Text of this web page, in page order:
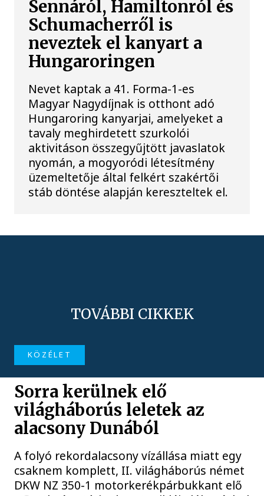
Sennáról, Hamiltonról és
Schumacherről is
neveztek el kanyart a
Hungaroringen
Nevet kaptak a 41. Forma-1-es
Magyar Nagydíjnak is otthont adó
Hungaroring kanyarjai, amelyeket a
tavaly meghirdetett szurkolói
aktivitáson összegyűjtött javaslatok
nyomán, a mogyoródi létesítmény
üzemeltetője által felkért szakértői
stáb döntése alapján kereszteltek el.
TOVÁBBI CIKKEK
KÖZÉLET
Sorra kerülnek elő
világháborús leletek az
alacsony Dunából
A folyó rekordalacsony vízállása miatt egy
csaknem komplett, II. világháborús német
DKW NZ 350-1 motorkerékpárbukkant elő